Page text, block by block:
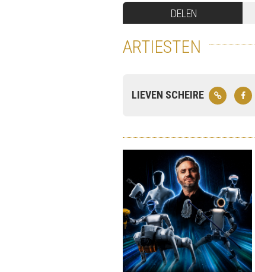
DELEN
ARTIESTEN
LIEVEN SCHEIRE